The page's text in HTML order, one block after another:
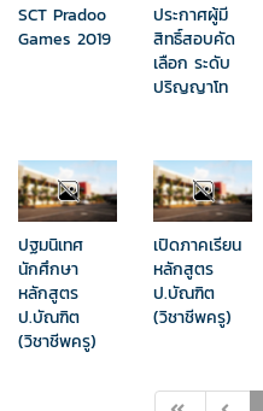
SCT Pradoo
Games 2019
ประกาศผู้มี
สิทธิ์สอบคัด
เลือก ระดับ
ปริญญาโท
ปฐมนิเทศ
นักศึกษา
หลักสูตร
ป.บัณฑิต
(วิชาชีพครู)
เปิดภาคเรียน
หลักสูตร
ป.บัณฑิต
(วิชาชีพครู)